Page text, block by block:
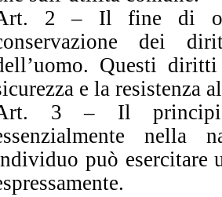
2 – Il fine di
dei
Questi
e la resistenza
3 – Il
nella
può esercitare